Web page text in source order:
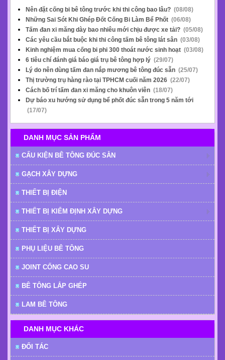
Nên đặt cống bi bê tông trước khi thi công bao lâu? (08/08)
Những Sai Sót Khi Ghép Đốt Cống Bi Làm Bể Phốt (06/08)
Tấm đan xi măng dày bao nhiêu mới chịu được xe tải? (05/08)
Các yêu cầu bắt buộc khi thi công tấm bê tông lát sân (03/08)
Kinh nghiệm mua cống bi phi 300 thoát nước sinh hoạt (03/08)
6 tiêu chí đánh giá báo giá trụ bê tông hợp lý (29/07)
Lý do nên dùng tấm đan nắp mương bê tông đúc sẵn (25/07)
Thị trường trụ hàng rào tại TPHCM cuối năm 2026 (22/07)
Cách bố trí tấm đan xi măng cho khuôn viên (18/07)
Dự báo xu hướng sử dụng bể phốt đúc sẵn trong 5 năm tới
(17/07)
DANH MỤC SẢN PHẨM
CẤU KIỆN BÊ TÔNG ĐÚC SẴN
GẠCH XÂY DỰNG
THIẾT BỊ ĐIỆN
THIẾT BỊ KIỂM ĐỊNH XÂY DỰNG
THIẾT BỊ XÂY DỰNG
PHỤ LIỆU BÊ TÔNG
JOINT CỐNG CAO SU
BÊ TÔNG LẮP GHÉP
LAM BÊ TÔNG
DANH MỤC KHÁC
ĐỐI TÁC